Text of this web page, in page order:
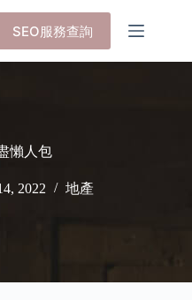
SEO服務查詢
懶人包
2022 地產